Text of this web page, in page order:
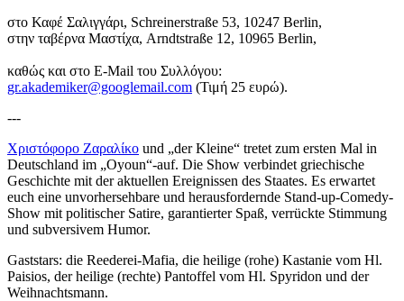
στο Καφέ Σαλιγγάρι, Schreinerstraße 53, 10247 Berlin,
στην ταβέρνα Μαστίχα, Arndtstraße 12, 10965 Berlin,
καθώς και στο E-Mail του Συλλόγου:
gr.akademiker@googlemail.com (Τιμή 25 ευρώ).
---
Χριστόφορο Ζαραλίκο und „der Kleine“ tretet zum ersten Mal in
Deutschland im „Oyoun“-auf. Die Show verbindet griechische
Geschichte mit der aktuellen Ereignissen des Staates. Es erwartet
euch eine unvorhersehbare und herausfordernde Stand-up-Comedy-
Show mit politischer Satire, garantierter Spaß, verrückte Stimmung
und subversivem Humor.
Gaststars: die Reederei-Mafia, die heilige (rohe) Kastanie vom Hl.
Paisios, der heilige (rechte) Pantoffel vom Hl. Spyridon und der
Weihnachtsmann.